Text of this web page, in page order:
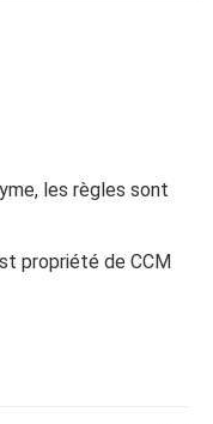
les règles sont
propriété de CCM